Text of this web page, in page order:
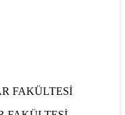
FAKÜLTESİ